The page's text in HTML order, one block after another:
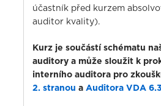
účastník před kurzem
auditor kvality).
Kurz je součástí schématu
auditory a může sloužit k
interního auditora pro
2. stranou a Auditora VDA 6.3